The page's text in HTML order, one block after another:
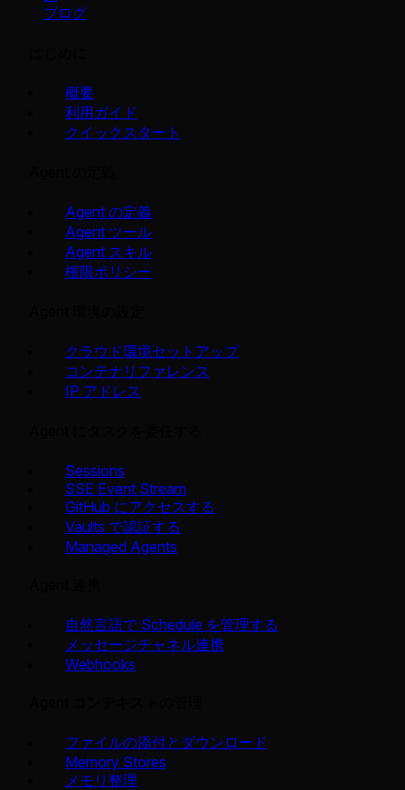
ブログ
概要
利用ガイド
クイックスタート
Agent の定義
Agent ツール
Agent スキル
権限ポリシー
クラウド環境セットアップ
コンテナリファレンス
IP アドレス
Sessions
SSE Event Stream
GitHub にアクセスする
Vaults で認証する
Managed Agents
自然言語で Schedule を管理する
メッセージチャネル連携
Webhooks
ファイルの添付とダウンロード
Memory Stores
メモリ整理